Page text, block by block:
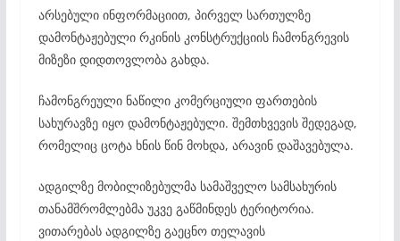
არსებული ინფორმაციით, პირველ სართულზე
დამონტაჟებული რკინის კონსტრუქციის ჩამონგრევის
მიზეზი დიდთოვლობა გახდა.
ჩამონგრეული ნაწილი კომერციული ფართების
სახურავზე იყო დამონტაჟებული. შემთხვევის შედეგად,
რომელიც ცოტა ხნის წინ მოხდა, არავინ დაშავებულა.
ადგილზე მობილიზებულმა სამაშველო სამსახურის
თანამშრომლებმა უკვე გაწმინდეს ტერიტორია.
ვითარებას ადგილზე გაეცნო თელავის